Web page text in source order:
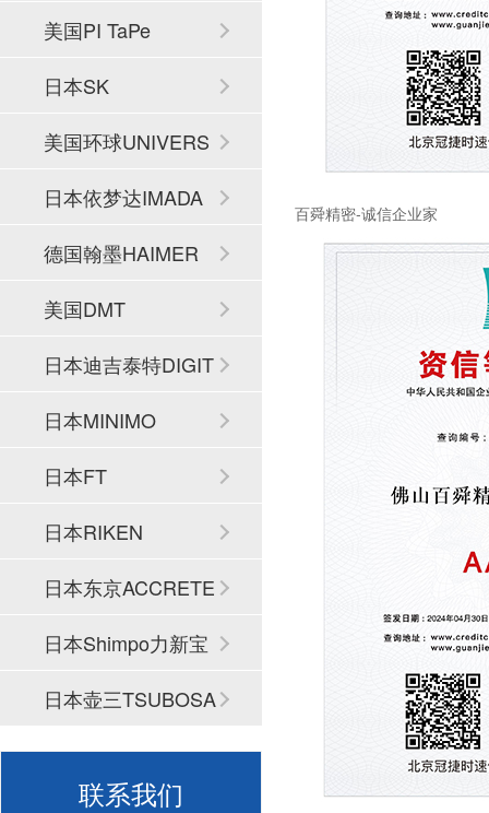
百舜精密-诚信企业家
美国PI TaPe
日本SK
美国环球UNIVERS
AL
日本依梦达IMADA
德国翰墨HAIMER
美国DMT
日本迪吉泰特DIGIT
ECH
日本MINIMO
日本FT
日本RIKEN
日本东京ACCRETE
CH
日本Shimpo力新宝
日本壶三TSUBOSA
N
联系我们